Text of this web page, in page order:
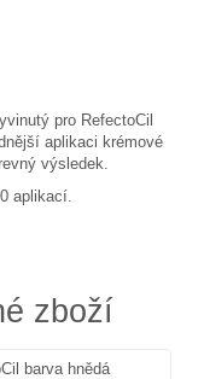
pro RefectoCil
aplikaci krémové
výsledek.
aplikací.
zboží
barva hnědá